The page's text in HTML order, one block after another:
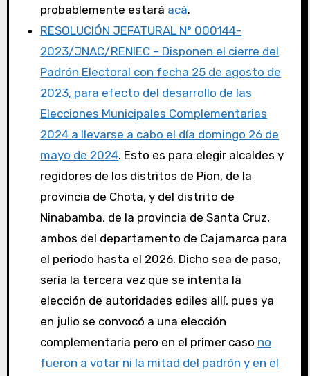
probablemente estará acá.
RESOLUCIÓN JEFATURAL N° 000144-
2023/JNAC/RENIEC – Disponen el cierre del
Padrón Electoral con fecha 25 de agosto de
2023, para efecto del desarrollo de las
Elecciones Municipales Complementarias
2024 a llevarse a cabo el día domingo 26 de
mayo de 2024. Esto es para elegir alcaldes y
regidores de los distritos de Pion, de la
provincia de Chota, y del distrito de
Ninabamba, de la provincia de Santa Cruz,
ambos del departamento de Cajamarca para
el periodo hasta el 2026. Dicho sea de paso,
sería la tercera vez que se intenta la
elección de autoridades ediles allí, pues ya
en julio se convocó a una elección
complementaria pero en el primer caso no
fueron a votar ni la mitad del padrón y en el